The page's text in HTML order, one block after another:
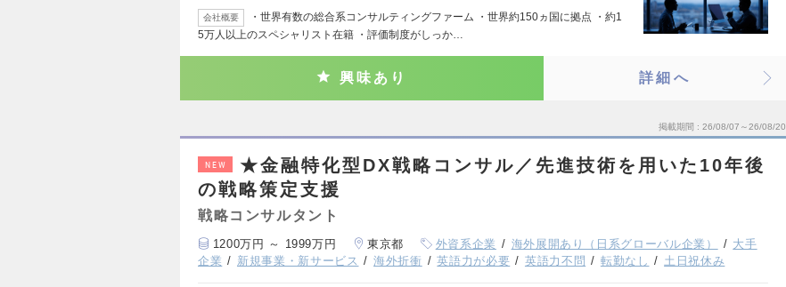
会社概要
・世界有数の総合系コンサルティングファーム ・世界約150ヵ国に拠点 ・約1
5万人以上のスペシャリスト在籍 ・評価制度がしっか…
興味あり 詳細へ
掲載期間 26/08/07～26/08/20
NEW
★金融特化型DX戦略コンサル／先進技術を用いた10年後
の戦略策定支援
戦略コンサルタント
1200万円 ～ 1999万円 東京都 外資系企業 海外展開あり（日系グローバル企業）
大手
企業
新規事業・新サービス 海外折衝 英語力が必要 英語力不問 転勤なし 土日祝休み